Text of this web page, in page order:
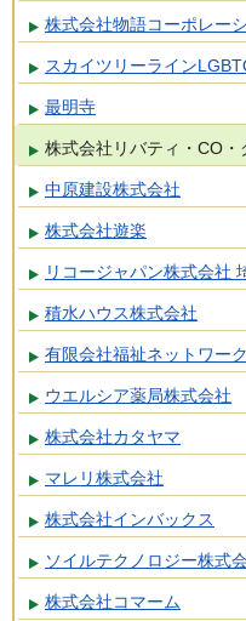
株式会社物語コーポレー
スカイツリーライン
最明寺
株式会社リバティ・CO・
中原建設株式会社
株式会社遊楽
リコージャパン株式会社
積水ハウス株式会社
有限会社福祉ネットワー
ウエルシア薬局株式会社
株式会社カタヤマ
マレリ株式会社
株式会社インバックス
ソイルテクノロジー株式
株式会社コマーム